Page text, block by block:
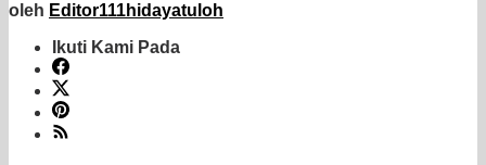
oleh Editor111hidayatuloh
Ikuti Kami Pada